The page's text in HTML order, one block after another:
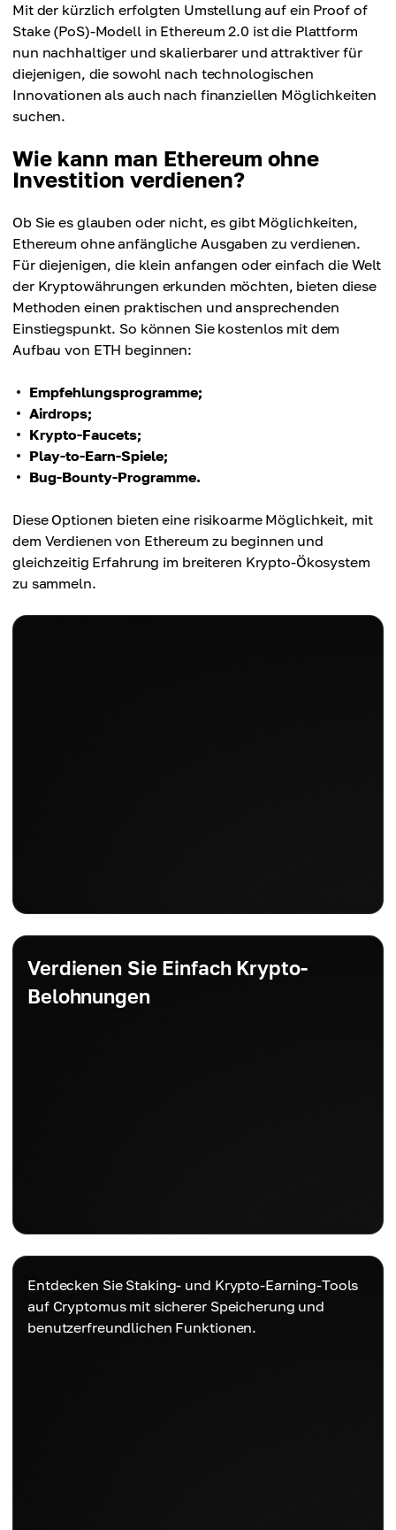
Mit der kürzlich erfolgten Umstellung auf ein Proof of
Stake (PoS)-Modell in Ethereum 2.0 ist die Plattform
nun nachhaltiger und skalierbarer und attraktiver für
diejenigen, die sowohl nach technologischen
Innovationen als auch nach finanziellen Möglichkeiten
suchen.
Wie kann man Ethereum ohne
Investition verdienen?
Ob Sie es glauben oder nicht, es gibt Möglichkeiten,
Ethereum ohne anfängliche Ausgaben zu verdienen.
Für diejenigen, die klein anfangen oder einfach die Welt
der Kryptowährungen erkunden möchten, bieten diese
Methoden einen praktischen und ansprechenden
Einstiegspunkt. So können Sie kostenlos mit dem
Aufbau von ETH beginnen:
Empfehlungsprogramme;
Airdrops;
Krypto-Faucets;
Play-to-Earn-Spiele;
Bug-Bounty-Programme.
Diese Optionen bieten eine risikoarme Möglichkeit, mit
dem Verdienen von Ethereum zu beginnen und
gleichzeitig Erfahrung im breiteren Krypto-Ökosystem
zu sammeln.
Verdienen Sie Einfach Krypto-
Belohnungen
Entdecken Sie Staking- und Krypto-Earning-Tools
auf Cryptomus mit sicherer Speicherung und
benutzerfreundlichen Funktionen.